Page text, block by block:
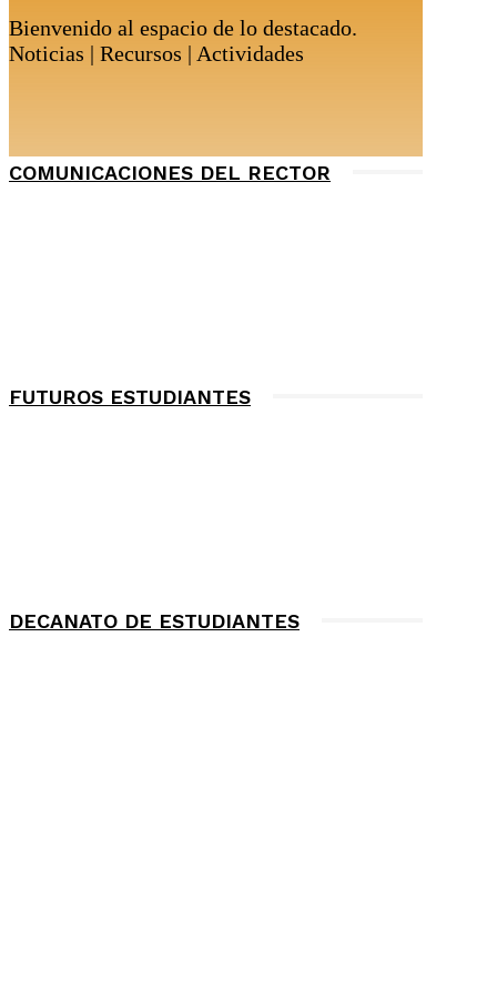
Bienvenido al espacio de lo destacado.
Noticias | Recursos | Actividades
COMUNICACIONES DEL RECTOR
FUTUROS ESTUDIANTES
DECANATO DE ESTUDIANTES